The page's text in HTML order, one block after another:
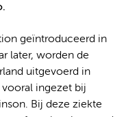
geïntroduceerd in
later, worden de
uitgevoerd in
ingezet bij
Bij deze ziekte